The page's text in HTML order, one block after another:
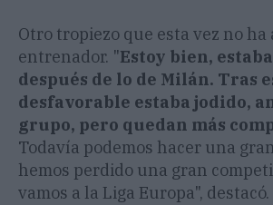
Otro tropiezo que esta vez no ha
entrenador. "Estoy bien,
después de lo de Milán. Tras
desfavorable estaba jodido,
grupo, pero quedan más
Todavía podemos hacer una
hemos perdido una gran
vamos a la Liga Europa", destacó.